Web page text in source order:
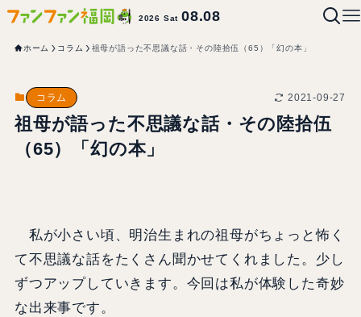
2026 Sat08.08
ホーム コラム 祖母が語った不思議な話・その陸拾伍（65）「幻の本」
コラム 2021-09-27
祖母が語った不思議な話・その陸拾伍
（65）「幻の本」
私が小さい頃、明治生まれの祖母がちょっと怖く
て不思議な話をたくさん聞かせてくれました。少し
ずつアップしていきます。今回は私が体験した奇妙
な出来事です。